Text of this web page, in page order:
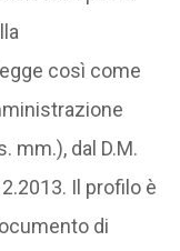
così come
mm.), dal D.M.
Il profilo è
di